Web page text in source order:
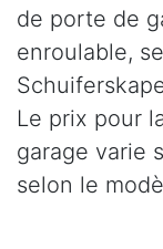
de porte de
enroulable,
Le prix pour
garage varie
selon le